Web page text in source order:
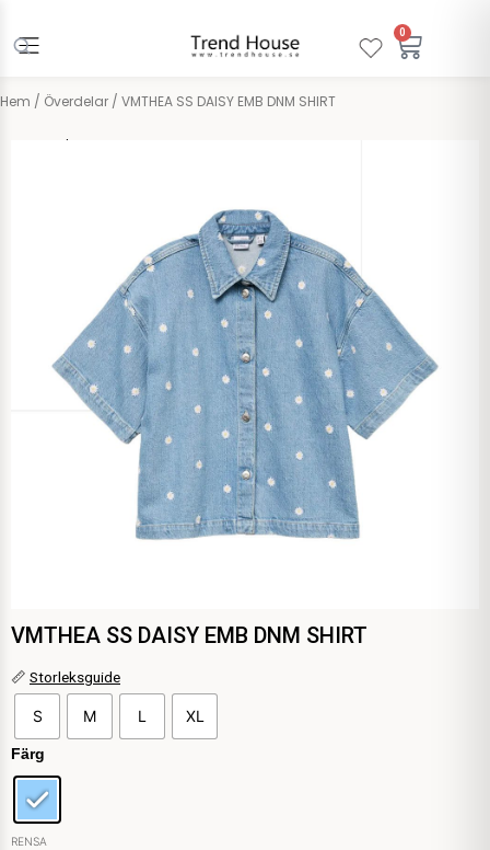
innehåll
0
Hem / Överdelar / VMTHEA SS DAISY EMB DNM SHIRT
VMTHEA SS DAISY EMB DNM SHIRT
📏 Storleksguide
S M L XL
Färg
RENSA
VMTHEA
SS
DAISY
EMB
DNM
SHIRT
mängd